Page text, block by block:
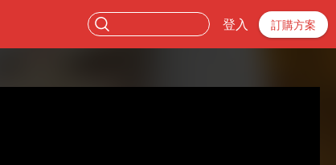
登入 訂購方案